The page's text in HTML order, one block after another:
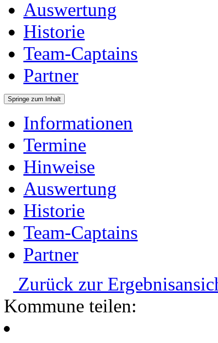
Auswertung
Historie
Team-Captains
Partner
Springe zum Inhalt
Informationen
Termine
Hinweise
Auswertung
Historie
Team-Captains
Partner
Zurück zur
Kommune teilen: